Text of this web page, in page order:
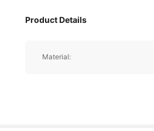
Product Details
Material: